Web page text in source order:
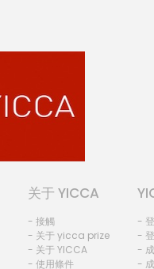
关于 YICCA
- 接觸
- 关于 yicca prize
- 关于 YICCA
- 使用條件
-
-
-
-